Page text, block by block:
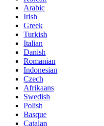
Arabic
Irish
Greek
Turkish
Italian
Danish
Romanian
Indonesian
Czech
Afrikaans
Swedish
Polish
Basque
Catalan